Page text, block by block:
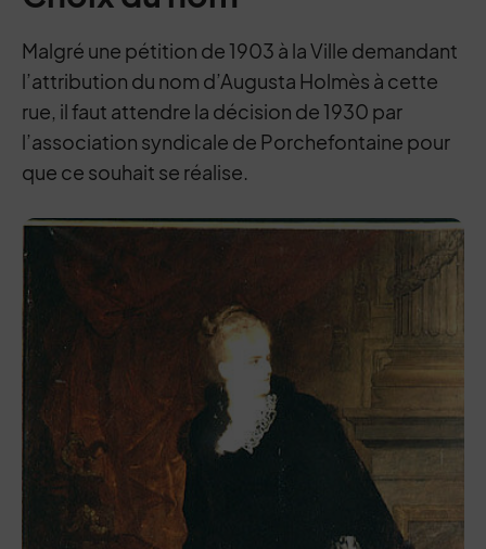
Malgré une pétition de 1903 à la Ville demandant
l’attribution du nom d’Augusta Holmès à cette
rue, il faut attendre la décision de 1930 par
l’association syndicale de Porchefontaine pour
que ce souhait se réalise.